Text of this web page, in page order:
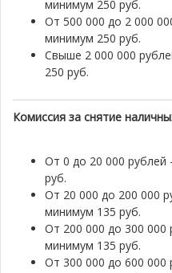
минимум 250 руб.
От 500 000 до 2 000
минимум 250 руб.
Свыше 2 000 000
250 руб.
Комиссия за снятие
От 0 до 20 000
руб.
От 20 000 до 200 000
минимум 135 руб.
От 200 000 до 300 000
минимум 135 руб.
От 300 000 до 600 000